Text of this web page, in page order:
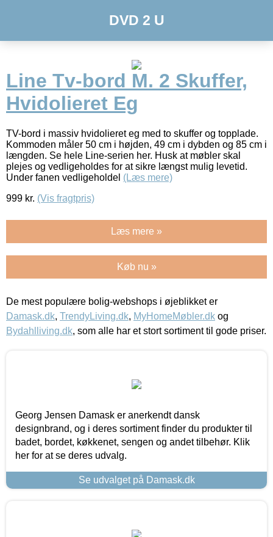
DVD 2 U
Line Tv-bord M. 2 Skuffer,
Hvidolieret Eg
TV-bord i massiv hvidolieret eg med to skuffer og topplade.
Kommoden måler 50 cm i højden, 49 cm i dybden og 85 cm i
længden. Se hele Line-serien her. Husk at møbler skal
plejes og vedligeholdes for at sikre længst mulig levetid.
Under fanen vedligeholdel (Læs mere)
999 kr. (Vis fragtpris)
Læs mere »
Køb nu »
De mest populære bolig-webshops i øjeblikket er
Damask.dk, TrendyLiving.dk, MyHomeMøbler.dk og
Bydahlliving.dk, som alle har et stort sortiment til gode priser.
Georg Jensen Damask er anerkendt dansk
designbrand, og i deres sortiment finder du produkter til
badet, bordet, køkkenet, sengen og andet tilbehør. Klik
her for at se deres udvalg.
Se udvalget på Damask.dk